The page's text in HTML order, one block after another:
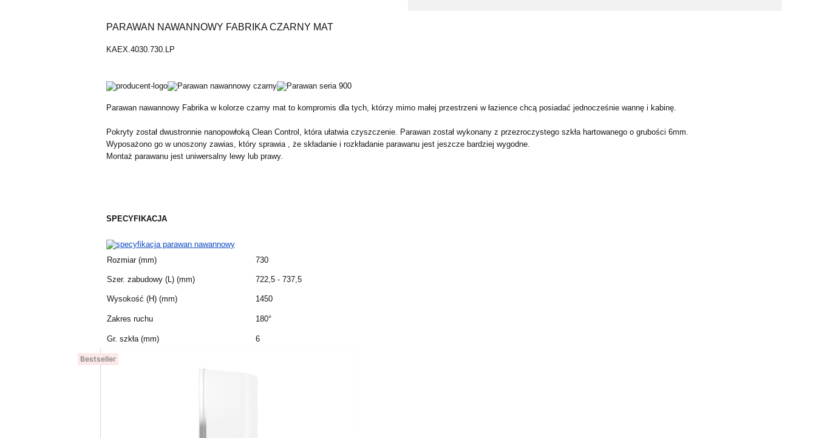
PARAWAN NAWANNOWY FABRIKA CZARNY MAT
KAEX.4030.730.LP
Parawan nawannowy Fabrika w kolorze czarny mat to kompromis dla tych, którzy mimo małej przestrzeni w łazience chcą posiadać jednocześnie wannę i kabinę.
Pokryty został dwustronnie nanopowłoką Clean Control, która ułatwia czyszczenie. Parawan został wykonany z przezroczystego szkła hartowanego o grubości 6mm.
Wyposażono go w unoszony zawias, który sprawia , że składanie i rozkładanie parawanu jest jeszcze bardziej wygodne.
Montaż parawanu jest uniwersalny lewy lub prawy.
SPECYFIKACJA
Rozmiar (mm) 730
Szer. zabudowy (L) (mm) 722,5 - 737,5
Wysokość (H) (mm) 1450
Zakres ruchu 180°
Gr. szkła (mm) 6
Bestseller